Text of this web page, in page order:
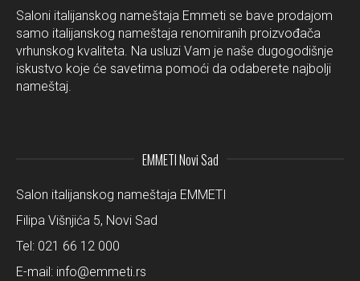
Saloni italijanskog nameštaja Emmeti se bave prodajom
samo italijanskog nameštaja renomiranih proizvođača
vrhunskog kvaliteta. Na usluzi Vam je naše dugogodišnje
iskustvo koje će savetima pomoći da odaberete najbolji
nameštaj.
EMMETI Novi Sad
Salon italijanskog nameštaja EMMETI
Filipa Višnjića 5, Novi Sad
Tel: 021 66 12 000
E-mail: info@emmeti.rs